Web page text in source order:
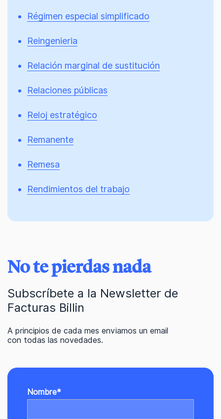
Régimen especial simplificado
Reingenieria
Relación marginal de sustitución
Relaciones públicas
Reloj estratégico
Remanente
Remesa
Rendimientos del trabajo
No te pierdas nada
Subscríbete a la Newsletter de
Facturas Billin
A principios de cada mes enviamos un email
con todas las novedades.
Nombre*